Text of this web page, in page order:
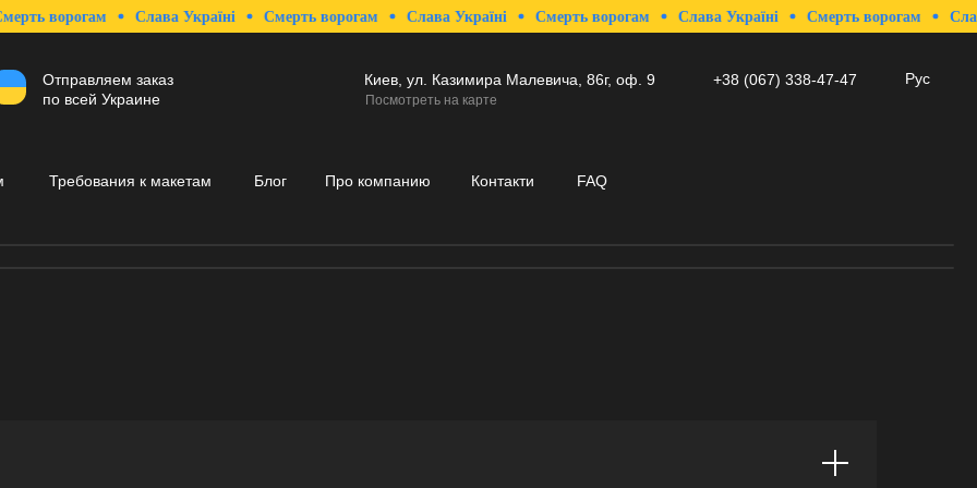
ворогам Слава Україні Смерть ворогам Слава Україні Смерть ворогам Слава Україні Смерть ворогам Слава
Отправляем заказ
по всей Украине
Киев, ул. Казимира Малевича, 86г, оф. 9 +38 (067) 338-47-47
Требования к макетам Блог Про компанию Контакти FAQ
Посмотреть на карте
Рус